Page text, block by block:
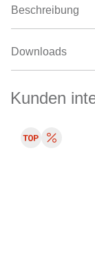
Beschreibung
Downloads
Kunden